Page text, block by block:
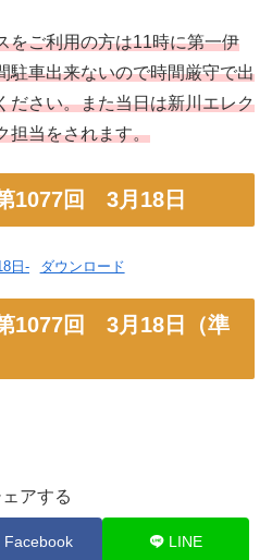
ご利用の方は11時に第一伊
駐車出来ないので時間厳守で出
ださい。また当日は新川エレク
担当をされます。
1077回 3月18日
日- ダウンロード
1077回 3月18日（準
ェアする
Facebook LINE